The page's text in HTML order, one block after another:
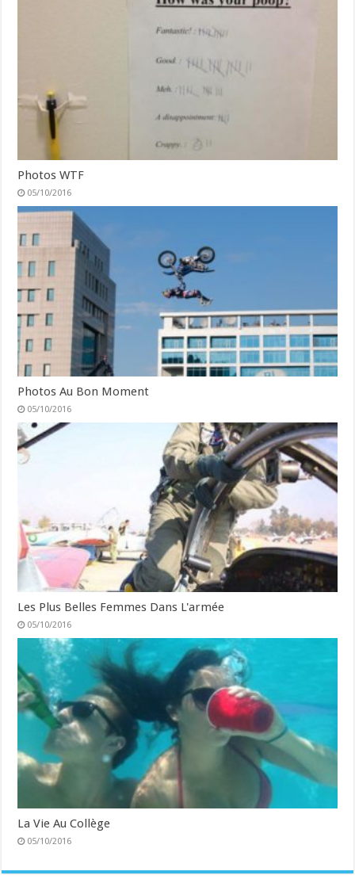
Photos WTF
05/10/2016
Photos Au Bon Moment
05/10/2016
Les Plus Belles Femmes Dans L'armée
05/10/2016
La Vie Au Collège
05/10/2016